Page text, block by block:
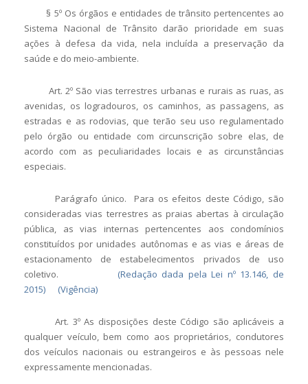
§ 5º Os órgãos e entidades de trânsito pertencentes ao
Sistema Nacional de Trânsito darão prioridade em suas
ações à defesa da vida, nela incluída a preservação da
saúde e do meio-ambiente.
Art. 2º São vias terrestres urbanas e rurais as ruas, as
avenidas, os logradouros, os caminhos, as passagens, as
estradas e as rodovias, que terão seu uso regulamentado
pelo órgão ou entidade com circunscrição sobre elas, de
acordo com as peculiaridades locais e as circunstâncias
especiais.
Parágrafo único. Para os efeitos deste Código, são
consideradas vias terrestres as praias abertas à circulação
pública, as vias internas pertencentes aos condomínios
constituídos por unidades autônomas e as vias e áreas de
estacionamento de estabelecimentos privados de uso
coletivo.
(Redação dada pela Lei nº 13.146, de
2015)
(Vigência)
Art. 3º As disposições deste Código são aplicáveis a
qualquer veículo, bem como aos proprietários, condutores
dos veículos nacionais ou estrangeiros e às pessoas nele
expressamente mencionadas.